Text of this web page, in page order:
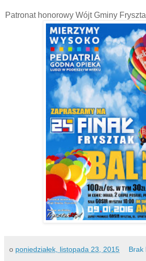
Patronat honorowy Wójt Gminy
o poniedziałek, listopada 23, 2015 Brak